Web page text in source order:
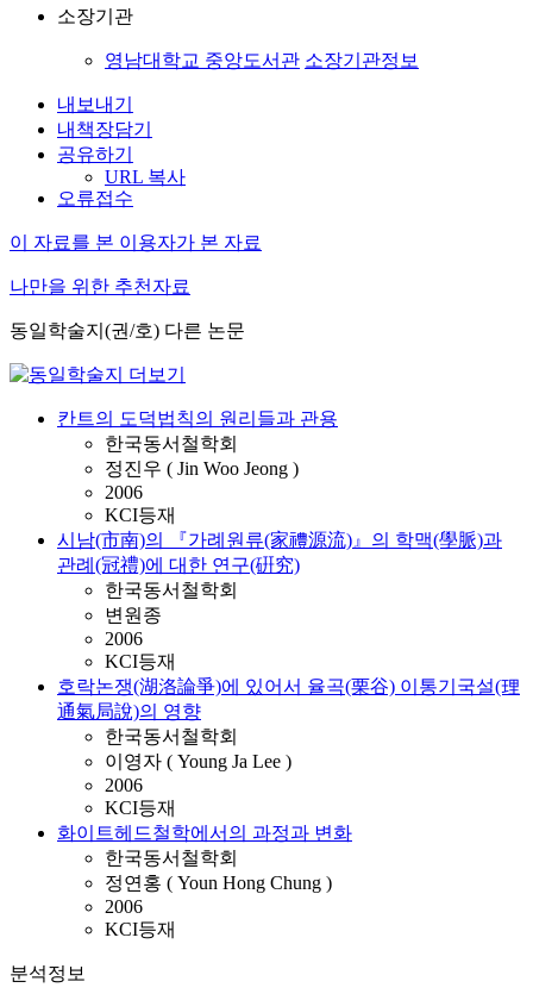
소장기관
영남대학교 중앙도서관 소장기관정보
내보내기
내책장담기
공유하기
URL 복사
오류접수
이 자료를 본 이용자가 본 자료
나만을 위한 추천자료
동일학술지(권/호) 다른 논문
칸트의 도덕법칙의 원리들과 관용
한국동서철학회
정진우 ( Jin Woo Jeong )
2006
KCI등재
시남(市南)의 『가례원류(家禮源流)』의 학맥(學脈)과
관례(冠禮)에 대한 연구(硏究)
한국동서철학회
변원종
2006
KCI등재
호락논쟁(湖洛論爭)에 있어서 율곡(栗谷) 이통기국설(理
通氣局說)의 영향
한국동서철학회
이영자 ( Young Ja Lee )
2006
KCI등재
화이트헤드철학에서의 과정과 변화
한국동서철학회
정연홍 ( Youn Hong Chung )
2006
KCI등재
분석정보